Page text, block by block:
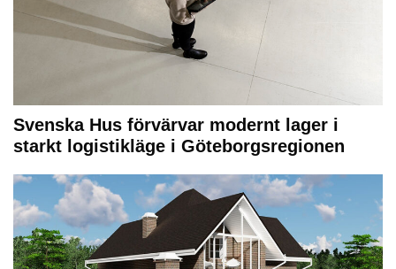
Svenska Hus förvärvar modernt lager i
starkt logistikläge i Göteborgsregionen